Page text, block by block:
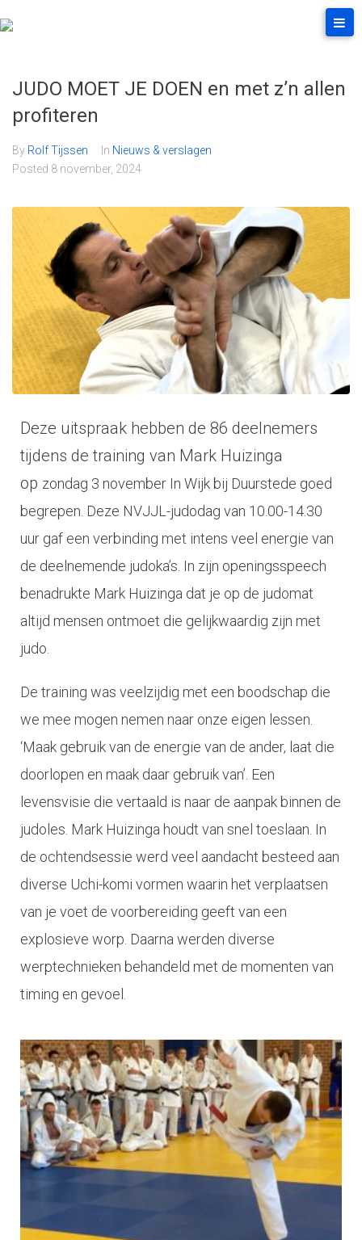
JUDO MOET JE DOEN en met z’n allen
profiteren
By Rolf Tijssen In Nieuws & verslagen
Posted 8 november, 2024
Deze uitspraak hebben de 86 deelnemers
tijdens de training van Mark Huizinga
op zondag 3 november In Wijk bij Duurstede goed
begrepen. Deze NVJJL-judodag van 10.00-14.30
uur gaf een verbinding met intens veel energie van
de deelnemende judoka’s. In zijn openingsspeech
benadrukte Mark Huizinga dat je op de judomat
altijd mensen ontmoet die gelijkwaardig zijn met
judo.
De training was veelzijdig met een boodschap die
we mee mogen nemen naar onze eigen lessen.
‘Maak gebruik van de energie van de ander, laat die
doorlopen en maak daar gebruik van’. Een
levensvisie die vertaald is naar de aanpak binnen de
judoles. Mark Huizinga houdt van snel toeslaan. In
de ochtendsessie werd veel aandacht besteed aan
diverse Uchi-komi vormen waarin het verplaatsen
van je voet de voorbereiding geeft van een
explosieve worp. Daarna werden diverse
werptechnieken behandeld met de momenten van
timing en gevoel.